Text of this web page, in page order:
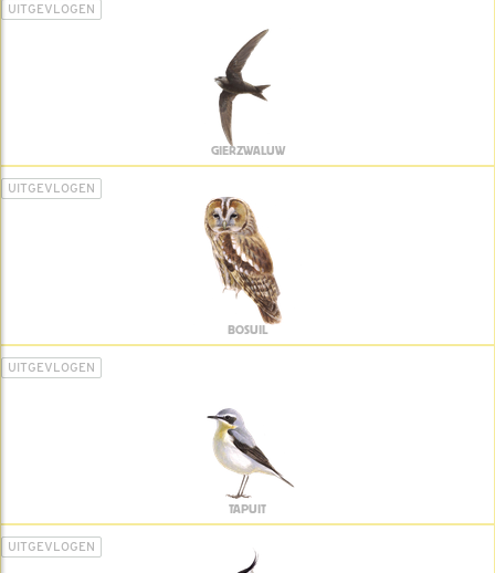
UITGEVLOGEN
GIERZWALUW
UITGEVLOGEN
BOSUIL
UITGEVLOGEN
TAPUIT
UITGEVLOGEN